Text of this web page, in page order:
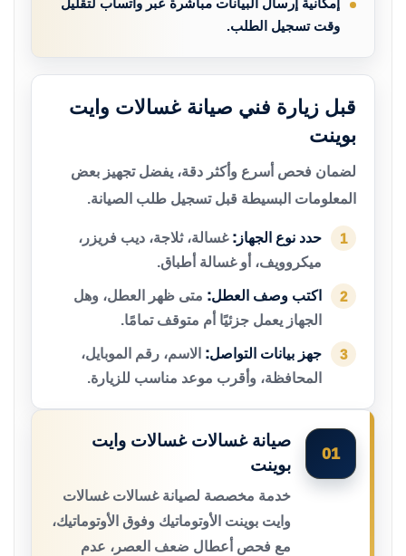
إمكانية إرسال البيانات مباشرة عبر واتساب لتقليل
وقت تسجيل الطلب.
قبل زيارة فني صيانة غسالات وايت
بوينت
لضمان فحص أسرع وأكثر دقة، يفضل تجهيز بعض
المعلومات البسيطة قبل تسجيل طلب الصيانة.
1 حدد نوع الجهاز: غسالة، ثلاجة، ديب فريزر،
ميكروويف، أو غسالة أطباق.
2 اكتب وصف العطل: متى ظهر العطل، وهل
الجهاز يعمل جزئيًا أم متوقف تمامًا.
3 جهز بيانات التواصل: الاسم، رقم الموبايل،
المحافظة، وأقرب موعد مناسب للزيارة.
01
صيانة غسالات غسالات وايت
بوينت
خدمة مخصصة لصيانة غسالات غسالات
وايت بوينت الأوتوماتيك وفوق الأوتوماتيك،
مع فحص أعطال ضعف العصر، عدم